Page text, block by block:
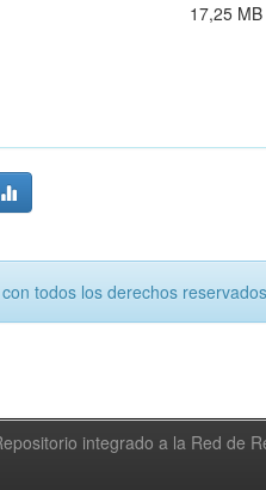
17,25 MB
todos los derechos
integrado a la Red de